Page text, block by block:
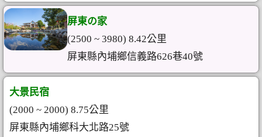
屏東の家
(2500 ~ 3980) 8.42公里
屏東縣內埔鄉信義路626巷40號
大景民宿
(2000 ~ 2000) 8.75公里
屏東縣內埔鄉科大北路25號